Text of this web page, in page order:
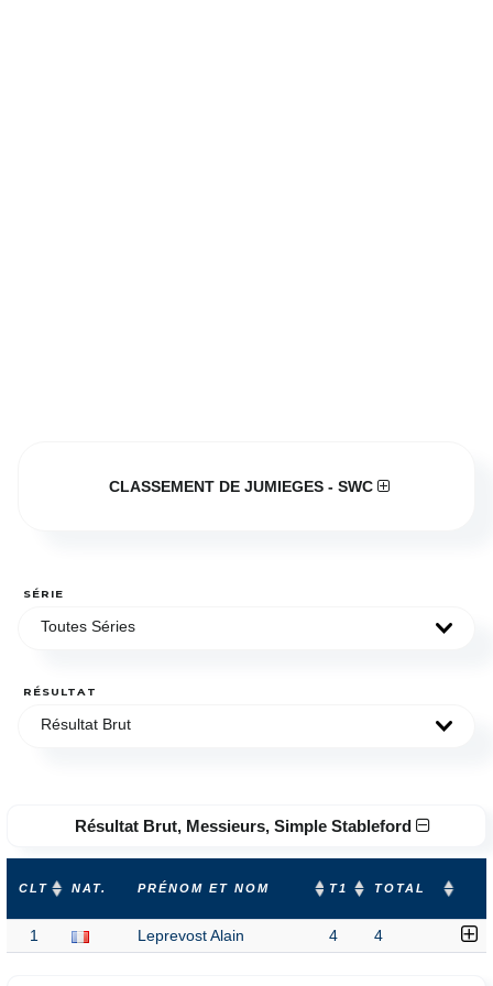
CLASSEMENT DE JUMIEGES - SWC
SÉRIE
Toutes Séries
RÉSULTAT
Résultat Brut
Résultat Brut, Messieurs, Simple Stableford
CLT NAT. PRÉNOM ET NOM T1 TOTAL
1 Leprevost Alain 4 4